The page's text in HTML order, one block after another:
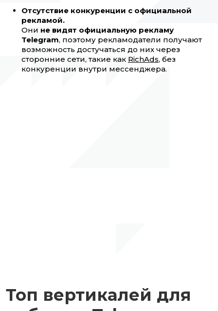
Отсутствие конкуренции с официальной
рекламой.
Они не видят официальную рекламу
Telegram, поэтому рекламодатели получают
возможность достучаться до них через
сторонние сети, такие как RichAds, без
конкуренции внутри мессенджера.
Топ вертикалей для